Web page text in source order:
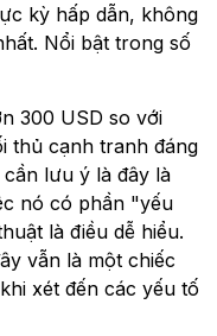
kỳ hấp dẫn, không
Nổi bật trong số
300 USD so với
thủ cạnh tranh đáng
lưu ý là đây là
nó có phần "yếu
là điều dễ hiểu.
vẫn là một chiếc
xét đến các yếu tố